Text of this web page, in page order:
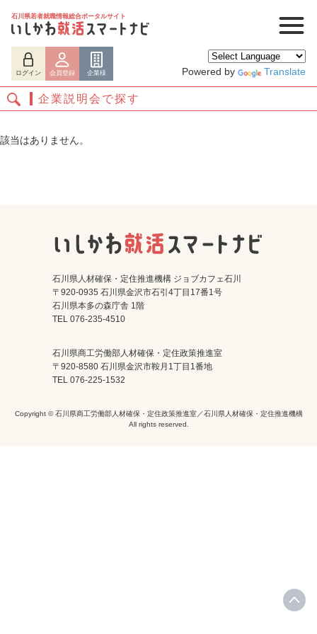
石川県若者就職情報総合ポータルサイト
ログイン 会員登録 企業様 Powered by Translate
ログイン 会員登録
企業説明会で探す
該当はありません。
石川県人材確保・定住推進機構 ジョブカフェ石川
〒920-0935 石川県金沢市石引4丁目17番1号
石川県本多の森庁舎 1階
TEL 076-235-4510
石川県商工労働部人材確保・定住政策推進室
〒920-8580 石川県金沢市鞍月1丁目1番地
TEL 076-225-1532
Copyright © 石川県商工労働部人材確保・定住政策推進室／石川県人材確保・定住推進機構
All rights reserved.